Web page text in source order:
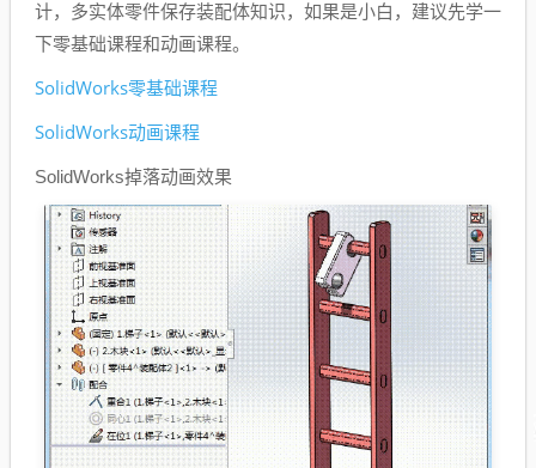
计，多实体零件保存装配体知识，如果是小白，建议先学一
下零基础课程和动画课程。
SolidWorks零基础课程
SolidWorks动画课程
SolidWorks掉落动画效果